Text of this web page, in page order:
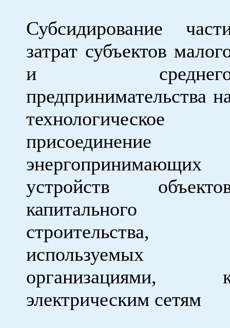
Субсидирование
затрат субъектов
и
предпринимательства
технологическое
присоединение
энергопринимающих
устройств
капитального
строительства,
используемых
организациями,
электрическим сетям